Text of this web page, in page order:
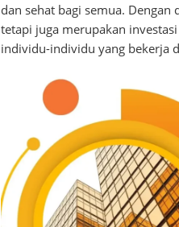
dan sehat bagi semua.
tetapi juga merupakan
individu-individu yang bekerja